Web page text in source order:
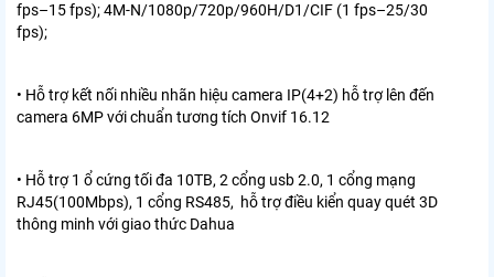
fps–15 fps); 4M-N/1080p/720p/960H/D1/CIF (1 fps–25/30
fps);
• Hỗ trợ kết nối nhiều nhãn hiệu camera IP(4+2) hỗ trợ lên đến
camera 6MP với chuẩn tương tích Onvif 16.12
• Hỗ trợ 1 ổ cứng tối đa 10TB, 2 cổng usb 2.0, 1 cổng mạng
RJ45(100Mbps), 1 cổng RS485, hỗ trợ điều kiển quay quét 3D
thông minh với giao thức Dahua